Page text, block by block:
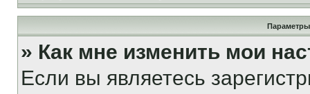
Параметры
» Как мне изменить мои
Если вы являетесь